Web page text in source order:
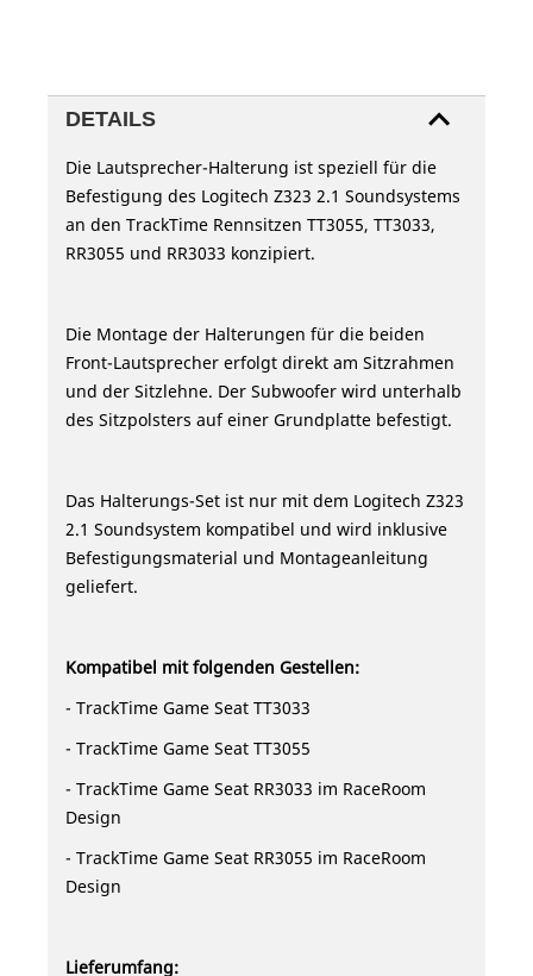
DETAILS
Die Lautsprecher-Halterung ist speziell für die
Befestigung des Logitech Z323 2.1 Soundsystems
an den TrackTime Rennsitzen TT3055, TT3033,
RR3055 und RR3033 konzipiert.
Die Montage der Halterungen für die beiden
Front-Lautsprecher erfolgt direkt am Sitzrahmen
und der Sitzlehne. Der Subwoofer wird unterhalb
des Sitzpolsters auf einer Grundplatte befestigt.
Das Halterungs-Set ist nur mit dem Logitech Z323
2.1 Soundsystem kompatibel und wird inklusive
Befestigungsmaterial und Montageanleitung
geliefert.
Kompatibel mit folgenden Gestellen:
- TrackTime Game Seat TT3033
- TrackTime Game Seat TT3055
- TrackTime Game Seat RR3033 im RaceRoom
Design
- TrackTime Game Seat RR3055 im RaceRoom
Design
Lieferumfang: